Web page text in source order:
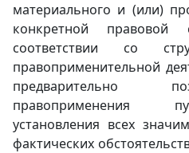
материального и (или)
конкретной правовой
соответствии со
правоприменительной
предварительно
правоприменения
установления всех
фактических